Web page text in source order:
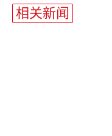
相关新闻